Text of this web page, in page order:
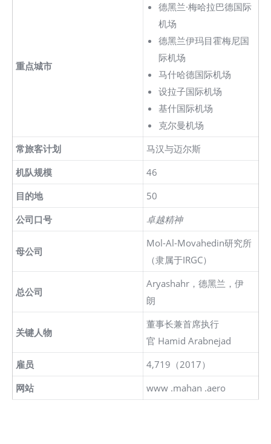
重点城市
德黑兰·梅哈拉巴德国际
机场
德黑兰伊玛目霍梅尼国
际机场
马什哈德国际机场
设拉子国际机场
基什国际机场
克尔曼机场
常旅客计划
马汉与迈尔斯
机队规模
46
目的地
50
公司口号
卓越精神
母公司
Mol-Al-Movahedin研究所
（隶属于IRGC）
总公司
Aryashahr，德黑兰，伊
朗
关键人物
董事长兼首席执行
官 Hamid Arabnejad
雇员
4,719（2017）
网站
www .mahan .aero